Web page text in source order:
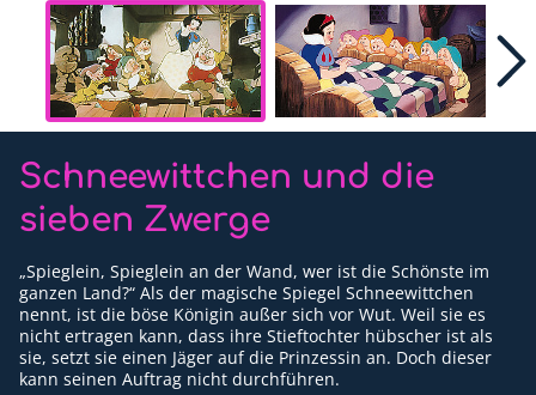
Redaktion
Downloads
Partner
Presse
Impressum
Datenschutzerklärung
Schneewittchen und die
sieben Zwerge
„Spieglein, Spieglein an der Wand, wer ist die Schönste im
ganzen Land?“ Als der magische Spiegel Schneewittchen
nennt, ist die böse Königin außer sich vor Wut. Weil sie es
nicht ertragen kann, dass ihre Stieftochter hübscher ist als
sie, setzt sie einen Jäger auf die Prinzessin an. Doch dieser
kann seinen Auftrag nicht durchführen.